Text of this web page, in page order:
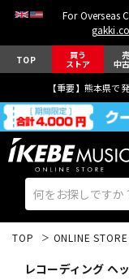
For Overseas
TOP 買う
ストア 中
【重要】熊本県で
TOP ONLINE STORE
レコーディング ヘ